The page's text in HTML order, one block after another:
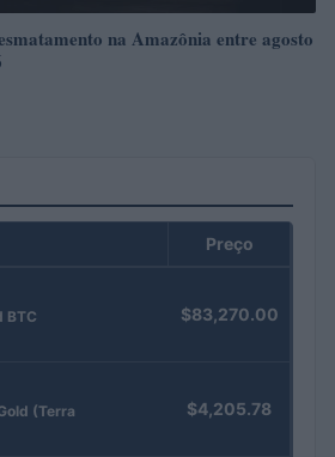
na Amazônia entre agosto
Preço
BTC $83,270.00
(Terra $4,205.78